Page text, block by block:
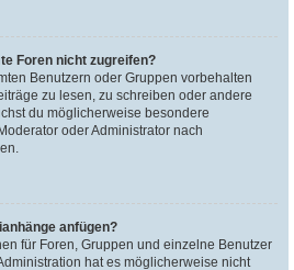
Foren nicht zugreifen?
Benutzern oder Gruppen vorbehalten
zu lesen, zu schreiben oder andere
du möglicherweise besondere
oder Administrator nach
anfügen?
für Foren, Gruppen und einzelne Benutzer
hat es möglicherweise nicht